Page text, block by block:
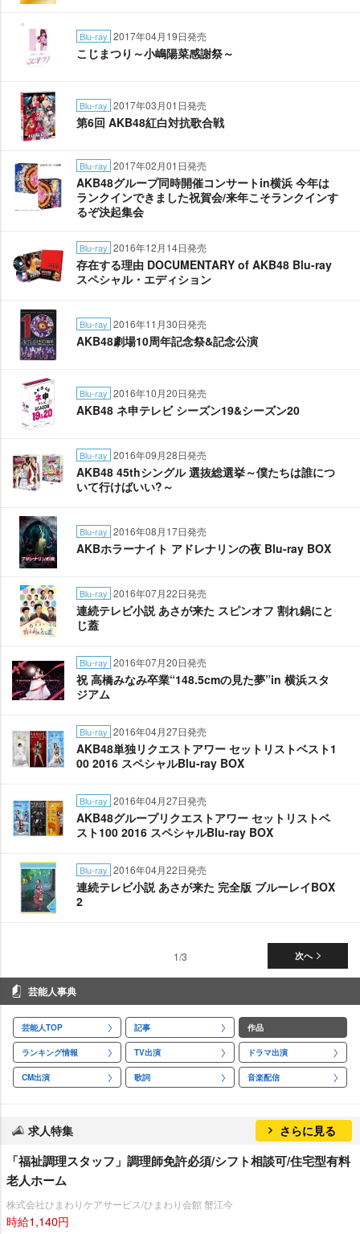
Blu-ray 2017年04月19日発売
こじまつり～小嶋陽菜感謝祭～
Blu-ray 2017年03月01日発売
第6回 AKB48紅白対抗歌合戦
Blu-ray 2017年02月01日発売
AKB48グループ同時開催コンサートin横浜 今年は
ランクインできました祝賀会/来年こそランクインす
るぞ決起集会
Blu-ray 2016年12月14日発売
存在する理由 DOCUMENTARY of AKB48 Blu-ray
スペシャル・エディション
Blu-ray 2016年11月30日発売
AKB48劇場10周年記念祭&記念公演
Blu-ray 2016年10月20日発売
AKB48 ネ申テレビ シーズン19&シーズン20
Blu-ray 2016年09月28日発売
AKB48 45thシングル 選抜総選挙～僕たちは誰につ
いて行けばいい?～
Blu-ray 2016年08月17日発売
AKBホラーナイト アドレナリンの夜 Blu-ray BOX
Blu-ray 2016年07月22日発売
連続テレビ小説 あさが来た スピンオフ 割れ鍋にと
じ蓋
Blu-ray 2016年07月20日発売
祝 高橋みなみ卒業“148.5cmの見た夢”in 横浜スタ
ジアム
Blu-ray 2016年04月27日発売
AKB48単独リクエストアワー セットリストベスト1
00 2016 スペシャルBlu-ray BOX
Blu-ray 2016年04月27日発売
AKB48グループリクエストアワー セットリストベ
スト100 2016 スペシャルBlu-ray BOX
Blu-ray 2016年04月22日発売
連続テレビ小説 あさが来た 完全版 ブルーレイBOX
2
次へ
1/3
芸能人事典
芸能人TOP 記事 作品
ランキング情報 TV出演 ドラマ出演
CM出演 歌詞 音楽配信
求人特集 さらに見る
「福祉調理スタッフ」調理師免許必須/シフト相談可/住宅型有料
老人ホーム
株式会社ひまわりケアサービス/ひまわり会館 蟹江今
時給1,140円